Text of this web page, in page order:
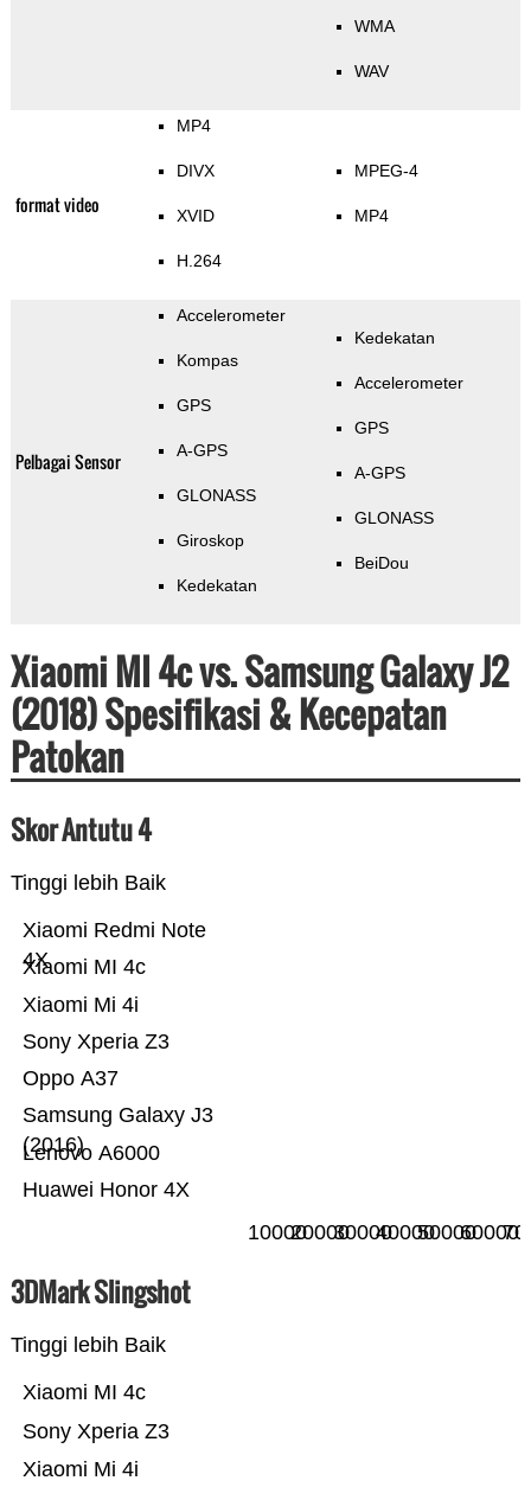
WMA
WAV
format video
MP4
DIVX
XVID
H.264
MPEG-4
MP4
Pelbagai Sensor
Accelerometer
Kompas
GPS
A-GPS
GLONASS
Giroskop
Kedekatan
Kedekatan
Accelerometer
GPS
A-GPS
GLONASS
BeiDou
Xiaomi MI 4c vs. Samsung Galaxy J2
(2018) Spesifikasi & Kecepatan
Patokan
Skor Antutu 4
Tinggi lebih Baik
Huawei Honor 4X
Lenovo A6000
Samsung Galaxy J3
(2016)
Oppo A37
Sony Xperia Z3
Xiaomi Mi 4i
Xiaomi MI 4c
Xiaomi Redmi Note
4X
100002000030000400005000060000
3DMark Slingshot
Tinggi lebih Baik
Xiaomi Mi 4i
Sony Xperia Z3
Xiaomi MI 4c